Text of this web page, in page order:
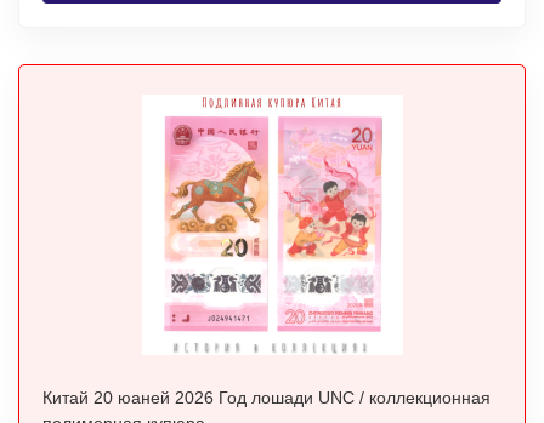
Китай 20 юаней 2026 Год лошади UNC / коллекционная